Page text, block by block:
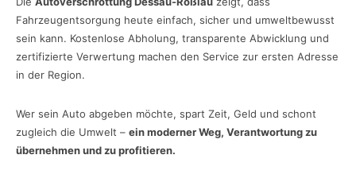
Fahrzeugentsorgung heute einfach, sicher und umweltbewusst
sein kann. Kostenlose Abholung, transparente Abwicklung und
zertifizierte Verwertung machen den Service zur ersten Adresse
in der Region.
Wer sein Auto abgeben möchte, spart Zeit, Geld und schont
zugleich die Umwelt – ein moderner Weg, Verantwortung zu
übernehmen und zu profitieren.